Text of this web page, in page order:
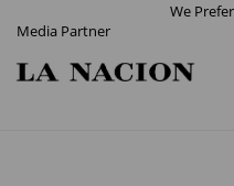
We Prefer
Media Partner